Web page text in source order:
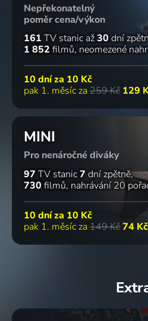
Nepřekonatelný
poměr cena/výkon
161 TV stanic až30 dní
1 852 filmů neomezené
10 dní za 10 Kč
pak 1. měsíc za 259 Kč 129
MINI
Pro nenáročné diváky
97 TV stanic7 dní zpětně
730 filmů nahrávání 20
10 dní za 10 Kč
pak 1. měsíc za 149 Kč74 Kč